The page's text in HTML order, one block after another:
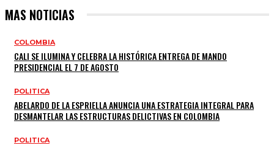
MAS NOTICIAS
COLOMBIA
CALI SE ILUMINA Y CELEBRA LA HISTÓRICA ENTREGA DE MANDO
PRESIDENCIAL EL 7 DE AGOSTO
POLITICA
ABELARDO DE LA ESPRIELLA ANUNCIA UNA ESTRATEGIA INTEGRAL PARA
DESMANTELAR LAS ESTRUCTURAS DELICTIVAS EN COLOMBIA
POLITICA